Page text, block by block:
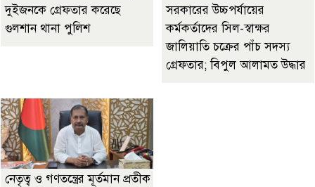
দুইজনকে গ্রেফতার করেছে
গুলশান থানা পুলিশ
সরকারের উচ্চপর্যায়ের
কর্মকর্তাদের সিল-স্বাক্ষর
জালিয়াতি চক্রের পাঁচ সদস্য
গ্রেফতার; বিপুল আলামত উদ্ধার
নেতৃত্ব ও গণতন্ত্রের মূর্তমান প্রতীক